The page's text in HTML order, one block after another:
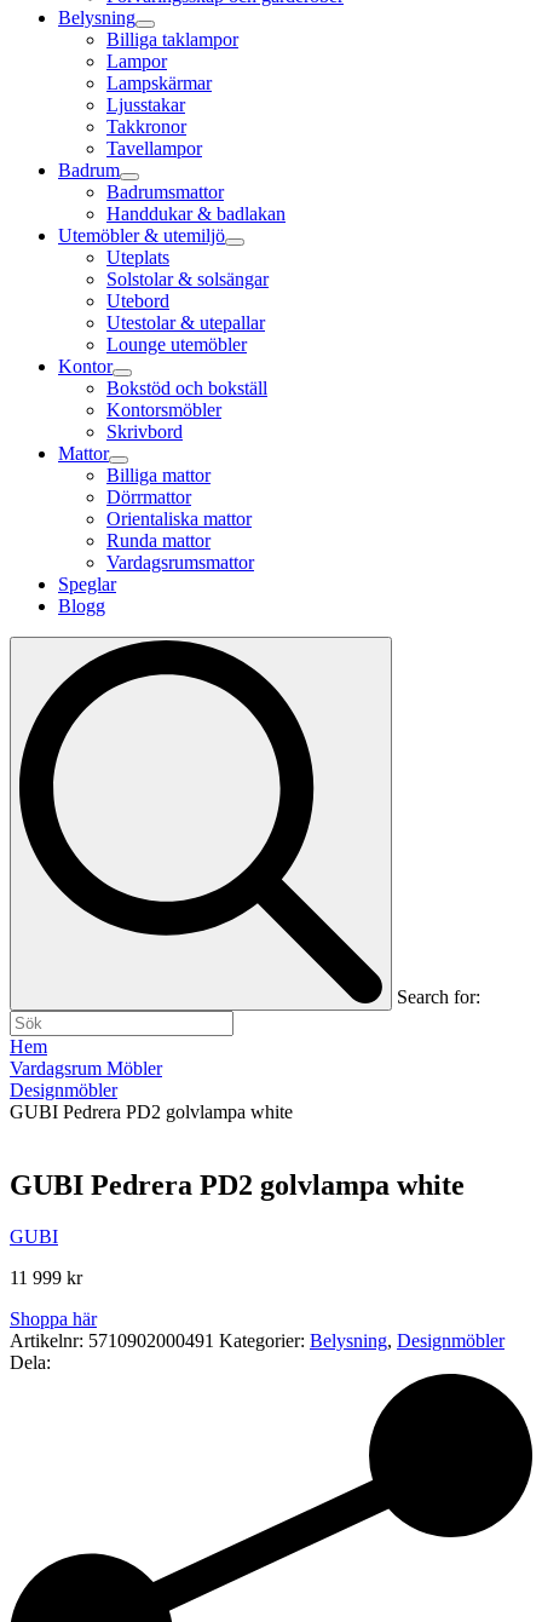
Belysning
Billiga taklampor
Lampor
Lampskärmar
Ljusstakar
Takkronor
Tavellampor
Badrum
Badrumsmattor
Handdukar & badlakan
Utemöbler & utemiljö
Uteplats
Solstolar & solsängar
Utebord
Utestolar & utepallar
Lounge utemöbler
Kontor
Bokstöd och bokställ
Kontorsmöbler
Skrivbord
Mattor
Billiga mattor
Dörrmattor
Orientaliska mattor
Runda mattor
Vardagsrumsmattor
Speglar
Blogg
Search for:
Hem
Vardagsrum Möbler
Designmöbler
GUBI Pedrera PD2 golvlampa white
GUBI Pedrera PD2 golvlampa white
GUBI
11 999 kr
Shoppa här
Artikelnr: 5710902000491 Kategorier: Belysning, Designmöbler
Dela: